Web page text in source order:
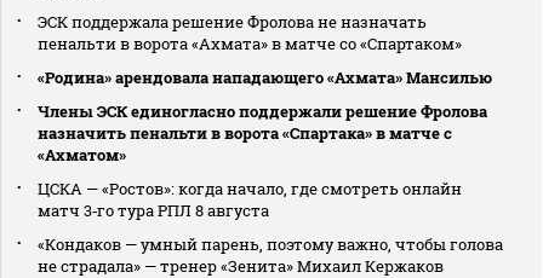
ЭСК поддержала решение Фролова не назначать
пенальти в ворота «Ахмата» в матче со «Спартаком»
«Родина» арендовала нападающего «Ахмата» Мансилью
Члены ЭСК единогласно поддержали решение Фролова
назначить пенальти в ворота «Спартака» в матче с
«Ахматом»
ЦСКА — «Ростов»: когда начало, где смотреть онлайн
матч 3‑го тура РПЛ 8 августа
«Кондаков — умный парень, поэтому важно, чтобы голова
не страдала» — тренер «Зенита» Михаил Кержаков